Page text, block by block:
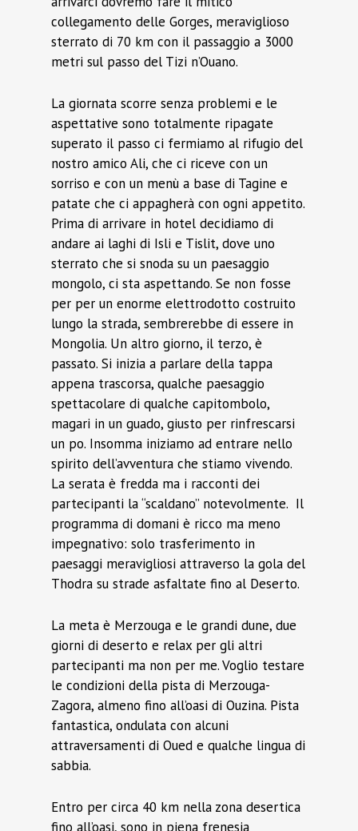
collegamento delle Gorges, meraviglioso
sterrato di 70 km con il passaggio a 3000
metri sul passo del Tizi n’Ouano.
La giornata scorre senza problemi e le
aspettative sono totalmente ripagate
superato il passo ci fermiamo al rifugio del
nostro amico Ali, che ci riceve con un
sorriso e con un menù a base di Tagine e
patate che ci appagherà con ogni appetito.
Prima di arrivare in hotel decidiamo di
andare ai laghi di Isli e Tislit, dove uno
sterrato che si snoda su un paesaggio
mongolo, ci sta aspettando. Se non fosse
per per un enorme elettrodotto costruito
lungo la strada, sembrerebbe di essere in
Mongolia. Un altro giorno, il terzo, è
passato. Si inizia a parlare della tappa
appena trascorsa, qualche paesaggio
spettacolare di qualche capitombolo,
magari in un guado, giusto per rinfrescarsi
un po. Insomma iniziamo ad entrare nello
spirito dell’avventura che stiamo vivendo.
La serata è fredda ma i racconti dei
partecipanti la “scaldano” notevolmente. Il
programma di domani è ricco ma meno
impegnativo: solo trasferimento in
paesaggi meravigliosi attraverso la gola del
Thodra su strade asfaltate fino al Deserto.
La meta è Merzouga e le grandi dune, due
giorni di deserto e relax per gli altri
partecipanti ma non per me. Voglio testare
le condizioni della pista di Merzouga-
Zagora, almeno fino all’oasi di Ouzina. Pista
fantastica, ondulata con alcuni
attraversamenti di Oued e qualche lingua di
sabbia.
Entro per circa 40 km nella zona desertica
fino all’oasi, sono in piena frenesia